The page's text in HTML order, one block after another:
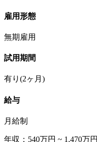
雇用形態
無期雇用
試用期間
有り(2ヶ月)
給与
月給制
年収：540万円 ~ 1,470万円